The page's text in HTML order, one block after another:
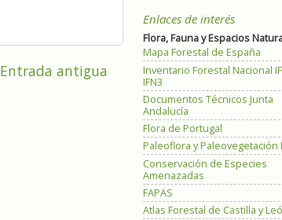
Entrada antigua
Enlaces de interés
Flora, Fauna y Espacios
Mapa Forestal de España
Inventario Forestal Nacional
IFN3
Documentos Técnicos Junta
Andalucía
Flora de Portugal
Paleoflora y Paleovegetación
Conservación de Especies
Amenazadas
FAPAS
Atlas Forestal de Castilla y